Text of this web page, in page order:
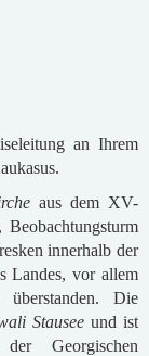
an Ihrem
aus dem XV-
innerhalb der
Landes, vor allem
Die
Stauseeund ist
Georgischen